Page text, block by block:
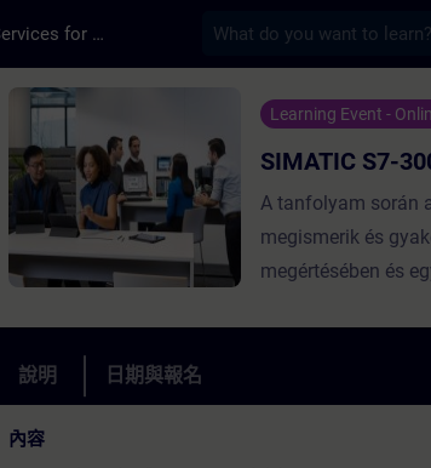
Training Services for Digital Industries
課程 - SIMATIC S7-300
Learning Event -
SIMATIC S7-
A tanfolyam során
megismerik és
megértésében és
önállóan is
說明 日期與報名
內容